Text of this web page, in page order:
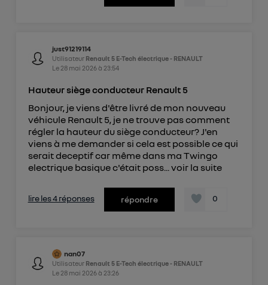
just91219114
Utilisateur Renault 5 E-Tech électrique - RENAULT
Le 28 mai 2026à 23:54
Hauteur siège conducteur Renault 5
Bonjour, je viens d'être livré de mon nouveau
véhicule Renault 5, je ne trouve pas comment
régler la hauteur du siège conducteur? J'en
viens à me demander si cela est possible ce qui
serait deceptif car même dans ma Twingo
electrique basique c'était poss... voir la suite
lire les 4 réponses répondre 0
nan07
Utilisateur Renault 5 E-Tech électrique - RENAULT
Le 28 mai 2026à 23:26